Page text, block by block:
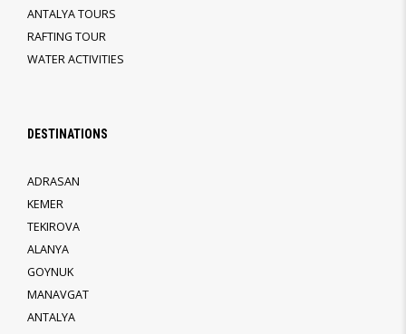
ANTALYA TOURS
RAFTING TOUR
WATER ACTIVITIES
DESTINATIONS
ADRASAN
KEMER
TEKIROVA
ALANYA
GOYNUK
MANAVGAT
ANTALYA